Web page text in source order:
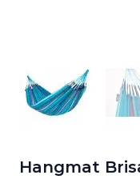
Hangmat